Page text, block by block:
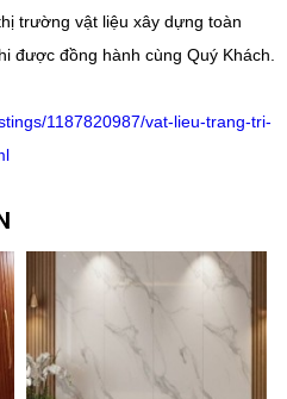
trường vật liệu xây dựng toàn
được đồng hành cùng Quý Khách.
1187820987/vat-lieu-trang-tri-